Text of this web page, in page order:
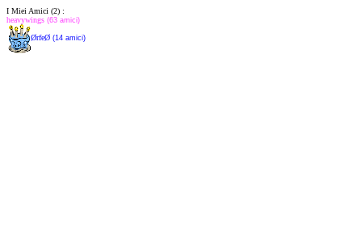
I Miei Amici (2) :
heavywings (63 amici)
ØrfeØ (14 amici)